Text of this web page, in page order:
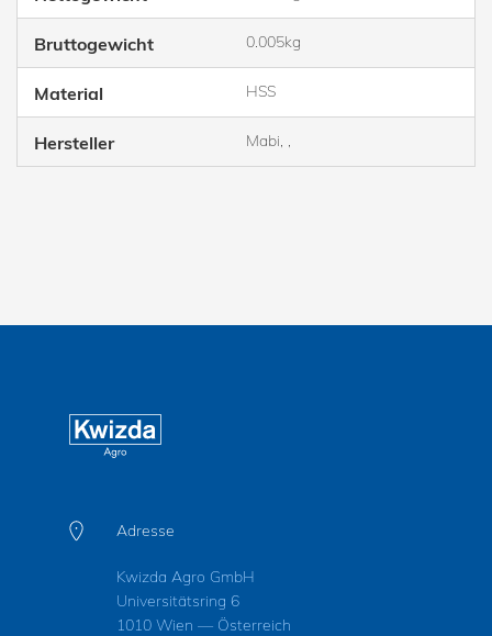
Bruttogewicht 0.005kg
Material HSS
Hersteller Mabi, ,
Adresse
Kwizda Agro GmbH
Universitätsring 6
1010 Wien — Österreich